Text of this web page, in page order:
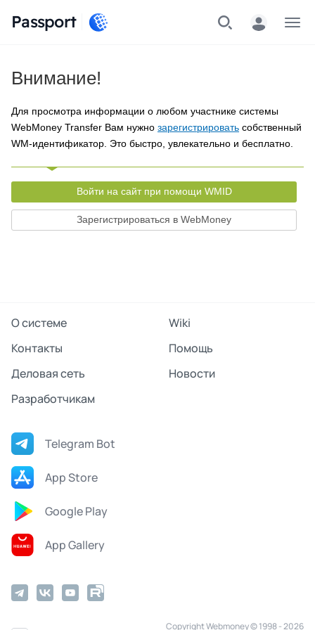
Passport
Внимание!
Для просмотра информации о любом участнике системы
WebMoney Transfer Вам нужно зарегистрировать собственный
WM-идентификатор. Это быстро, увлекательно и бесплатно.
Войти на сайт при помощи WMID
Зарегистрироваться в WebMoney
О системе
Wiki
Контакты
Помощь
Деловая сеть
Новости
Разработчикам
Telegram Bot
App Store
Google Play
App Gallery
Copyright Webmoney © 1998 - 2026